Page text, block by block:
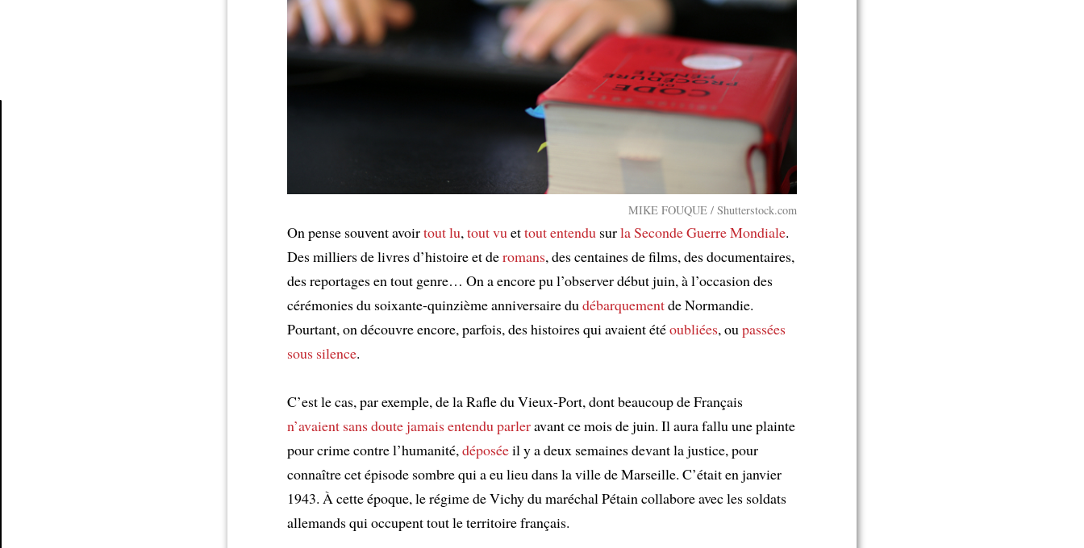
MIKE FOUQUE / Shutterstock.com
On pense souvent avoirtout lu, tout vu ettout entendu surla Seconde Guerre Mondiale.
Des milliers de livres d’histoire et deromans, des centaines de films, des documentaires,
des reportages en tout genre… On a encore pu l’observer début juin, à l’occasion des
cérémonies du soixante-quinzième anniversaire du débarquementde Normandie.
Pourtant, on découvre encore, parfois, des histoires qui avaient étéoubliées, ou passées
sous silence.
C’est le cas, par exemple, de la Rafle du Vieux-Port, dont beaucoup de Français
n’avaient sans doute jamais entendu parleravant ce mois de juin. Il aura fallu une plainte
pour crime contre l’humanité, déposéeil y a deux semaines devant la justice, pour
connaître cet épisode sombre qui a eu lieu dans la ville de Marseille. C’était en janvier
1943. À cette époque, le régime de Vichy du maréchal Pétain collabore avec les soldats
allemands qui occupent tout le territoire français.